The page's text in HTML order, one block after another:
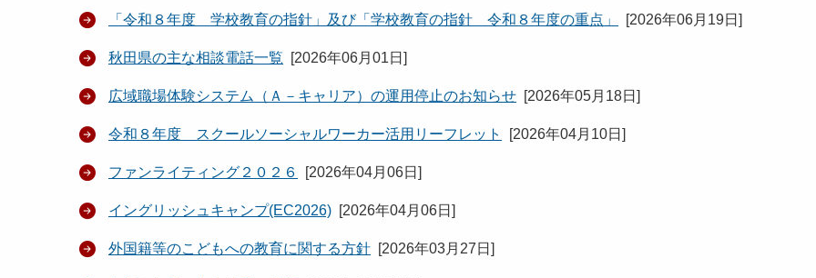
「令和８年度 学校教育の指針」及び「学校教育の指針 令和８年度の重点」 [2026年06月19日 ]
秋田県の主な相談電話一覧 [2026年06月01日 ]
広域職場体験システム（Ａ－キャリア）の運用停止のお知らせ [2026年05月18日 ]
令和８年度 スクールソーシャルワーカー活用リーフレット [2026年04月10日 ]
ファンライティング２０２６ [2026年04月06日 ]
イングリッシュキャンプ(EC2026) [2026年04月06日 ]
外国籍等のこどもへの教育に関する方針 [2026年03月27日 ]